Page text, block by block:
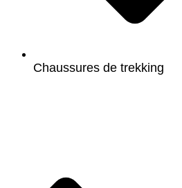
Chaussures de trekking